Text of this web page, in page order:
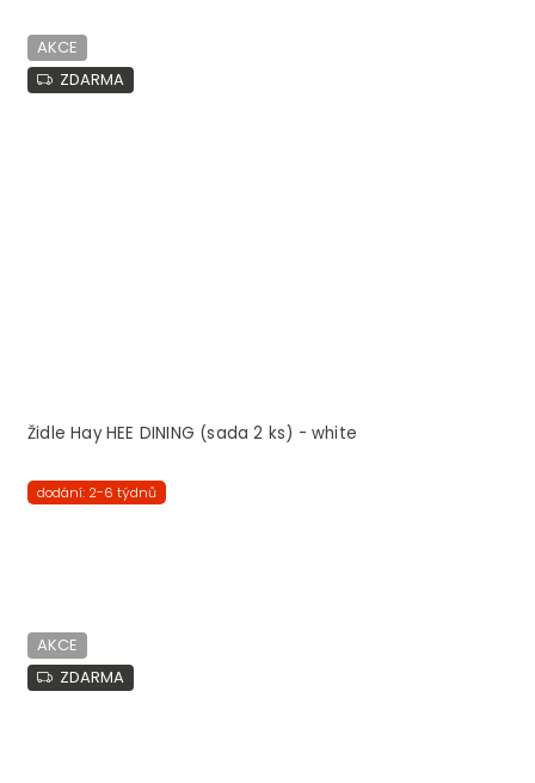
AKCE
ZDARMA
Židle Hay HEE DINING (sada 2 ks) - white
dodání: 2-6 týdnů
AKCE
ZDARMA